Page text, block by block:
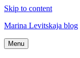
Skip to content
Marina Levitskaja blog
Menu